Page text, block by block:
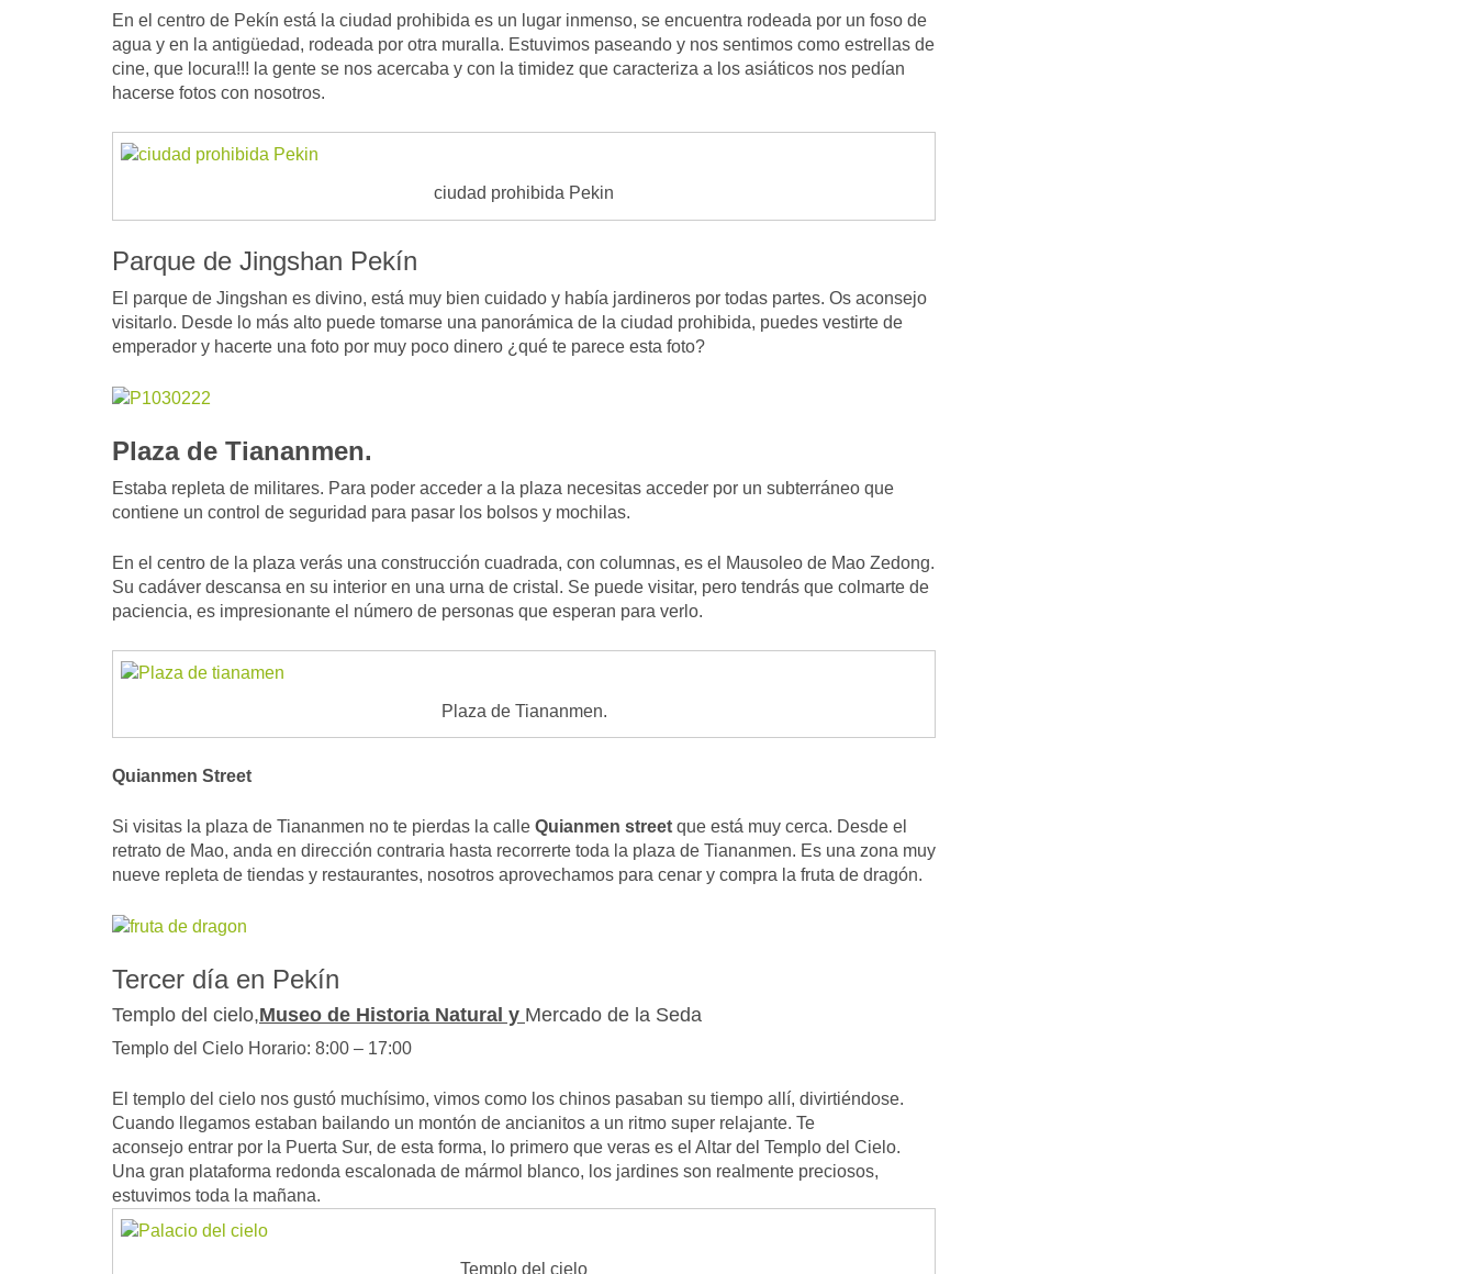
En el centro de Pekín está la ciudad prohibida es un lugar inmenso, se encuentra rodeada por un foso de
agua y en la antigüedad, rodeada por otra muralla. Estuvimos paseando y nos sentimos como estrellas de
cine, que locura!!! la gente se nos acercaba y con la timidez que caracteriza a los asiáticos nos pedían
hacerse fotos con nosotros.
ciudad prohibida Pekin
Parque de Jingshan Pekín
El parque de Jingshan es divino, está muy bien cuidado y había jardineros por todas partes. Os aconsejo
visitarlo. Desde lo más alto puede tomarse una panorámica de la ciudad prohibida, puedes vestirte de
emperador y hacerte una foto por muy poco dinero ¿qué te parece esta foto?
Plaza de Tiananmen.
Estaba repleta de militares. Para poder acceder a la plaza necesitas acceder por un subterráneo que
contiene un control de seguridad para pasar los bolsos y mochilas.
En el centro de la plaza verás una construcción cuadrada, con columnas, es el Mausoleo de Mao Zedong.
Su cadáver descansa en su interior en una urna de cristal. Se puede visitar, pero tendrás que colmarte de
paciencia, es impresionante el número de personas que esperan para verlo.
Plaza de Tiananmen.
Quianmen Street
Si visitas la plaza de Tiananmen no te pierdas la calle Quianmen street que está muy cerca. Desde el
retrato de Mao, anda en dirección contraria hasta recorrerte toda la plaza de Tiananmen. Es una zona muy
nueve repleta de tiendas y restaurantes, nosotros aprovechamos para cenar y compra la fruta de dragón.
Tercer día en Pekín
Templo del cielo,Museo de Historia Natural y Mercado de la Seda
Templo del Cielo Horario: 8:00 – 17:00
El templo del cielo nos gustó muchísimo, vimos como los chinos pasaban su tiempo allí, divirtiéndose.
Cuando llegamos estaban bailando un montón de ancianitos a un ritmo super relajante. Te
aconsejo entrar por la Puerta Sur, de esta forma, lo primero que veras es el Altar del Templo del Cielo.
Una gran plataforma redonda escalonada de mármol blanco, los jardines son realmente preciosos,
estuvimos toda la mañana.
Templo del cielo